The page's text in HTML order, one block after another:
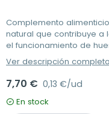
Complemento
natural que contribuye
el funcionamiento de
Ver descripción completa
7,70 € 0,13 €/ud
En stock